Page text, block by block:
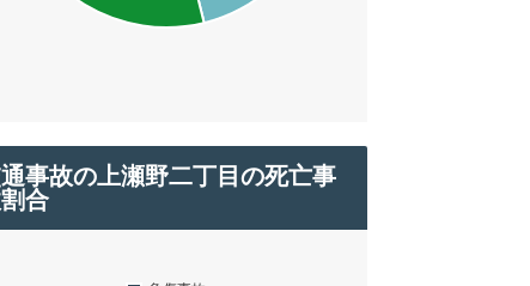
事故の上瀬野二丁目の死亡事
合